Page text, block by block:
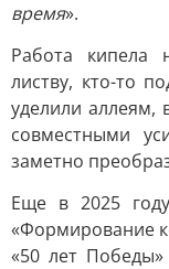
время».
Работа кипела
листву, кто-то
уделили аллеям,
совместными
заметно
Еще в 2025
«Формирование
«50 лет